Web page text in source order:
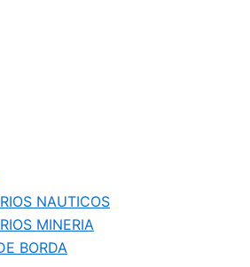
NAUTICOS
MINERIA
BORDA